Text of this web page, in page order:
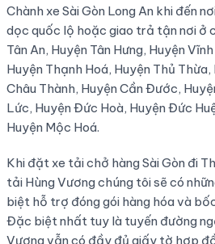
Chành xe Sài Gòn Long An khi đến
dọc quốc lộ hoặc giao trả tận nơi ở
Tân An, Huyện Tân Hưng, Huyện
Huyện Thạnh Hoá, Huyện Thủ Thừa,
Châu Thành, Huyện Cần Đước,
Lức, Huyện Đức Hoà, Huyện Đức
Huyện Mộc Hoá.
Khi đặt xe tải chở hàng Sài Gòn đi
tải Hùng Vương chúng tôi sẽ có
biệt hỗ trợ đóng gói hàng hóa và
Đặc biệt nhất tuy là tuyến đường
Vương vẫn có đầy đủ giấy tờ hợp